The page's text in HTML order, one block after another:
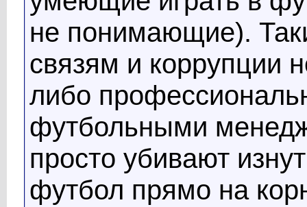
не понимающие).
связям и коррупции
либо
футбольными
просто убивают
футбол прямо на